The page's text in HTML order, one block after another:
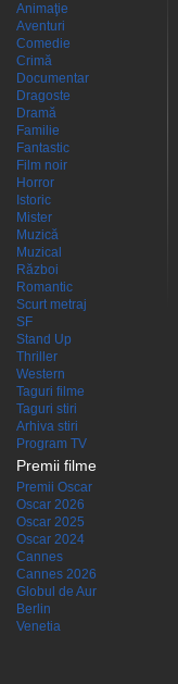
Animaţie
Aventuri
Comedie
Crimă
Documentar
Dragoste
Dramă
Familie
Fantastic
Film noir
Horror
Istoric
Mister
Muzică
Muzical
Război
Romantic
Scurt metraj
SF
Stand Up
Thriller
Western
Taguri filme
Taguri stiri
Arhiva stiri
Program TV
Premii filme
Premii Oscar
Oscar 2026
Oscar 2025
Oscar 2024
Cannes
Cannes 2026
Globul de Aur
Berlin
Venetia